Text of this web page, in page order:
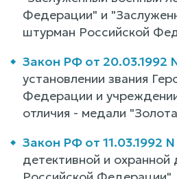
Федерации" и
штурман Российской
Закон РФ от 20.03.1992
установлении звания
Федерации и
отличия - медали
Закон РФ от 11.03.1992 N
детективной и охранной